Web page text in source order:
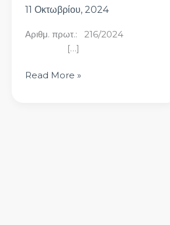
11 Οκτωβρίου, 2024
Αριθμ. πρωτ.: 216/2024
[…]
Read More »